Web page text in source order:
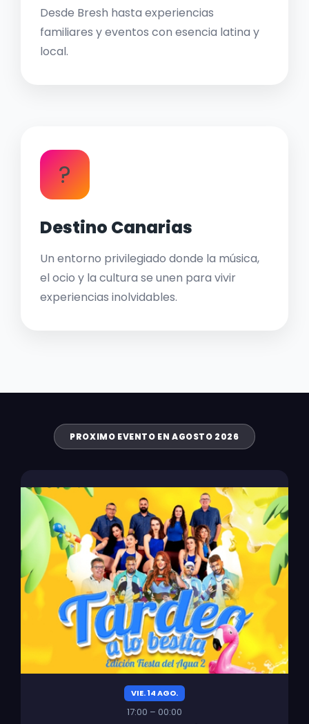
Desde Bresh hasta experiencias
familiares y eventos con esencia latina y
local.
?
Destino Canarias
Un entorno privilegiado donde la música,
el ocio y la cultura se unen para vivir
experiencias inolvidables.
PROXIMO EVENTO EN AGOSTO 2026
VIE. 14 AGO.
17:00 – 00:00